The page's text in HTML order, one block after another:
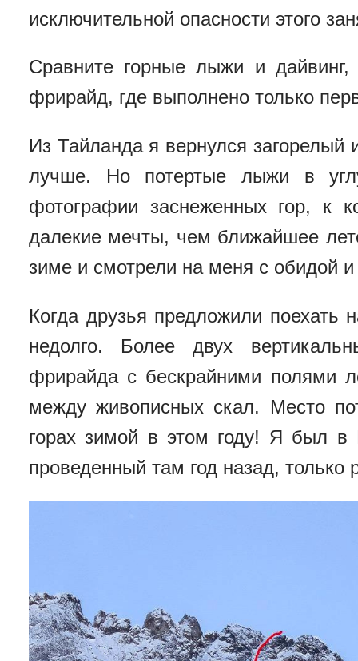
исключительной опасности этого
Сравните горные лыжи и
фрирайд, где выполнено только
Из Тайланда я вернулся
лучше. Но потертые лыжи в
фотографии заснеженных гор, к
далекие мечты, чем ближайшее
зиме и смотрели на меня с обидой
Когда друзья предложили
недолго. Более двух
фрирайда с бескрайними полями
между живописных скал. Место
горах зимой в этом году! Я был
проведенный там год назад, только